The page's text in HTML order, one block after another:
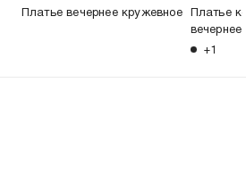
Платье вечернее кружевное
Платье
вечернее
+1